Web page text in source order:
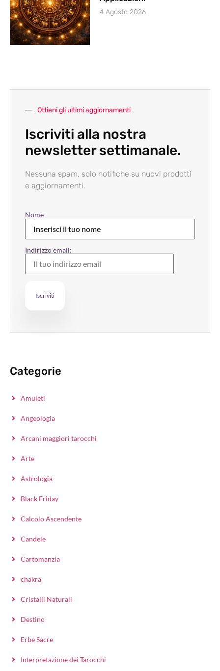
4 Agosto 2026
Ottieni gli ultimi aggiornamenti
Iscriviti alla nostra
newsletter settimanale.
Nessuna spam, solo notifiche su nuovi prodotti
e aggiornamenti.
Nome
Indirizzo email:
Categorie
Amuleti
Angeologia
Arcani maggiori tarocchi
Arte
Astrologia
Black Friday
Calcolo Ascendente
Candele
Cartomanzia
chakra
Cristalli Naturali
Destino
Erbe Sacre
Interpretazione dei Tarocchi